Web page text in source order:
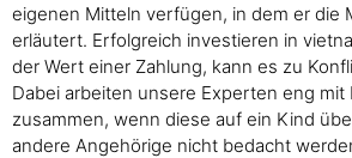
eigenen Mitteln verfügen, in dem er die
erläutert. Erfolgreich investieren in
der Wert einer Zahlung, kann es zu
Dabei arbeiten unsere Experten eng mit
zusammen, wenn diese auf ein Kind
andere Angehörige nicht bedacht